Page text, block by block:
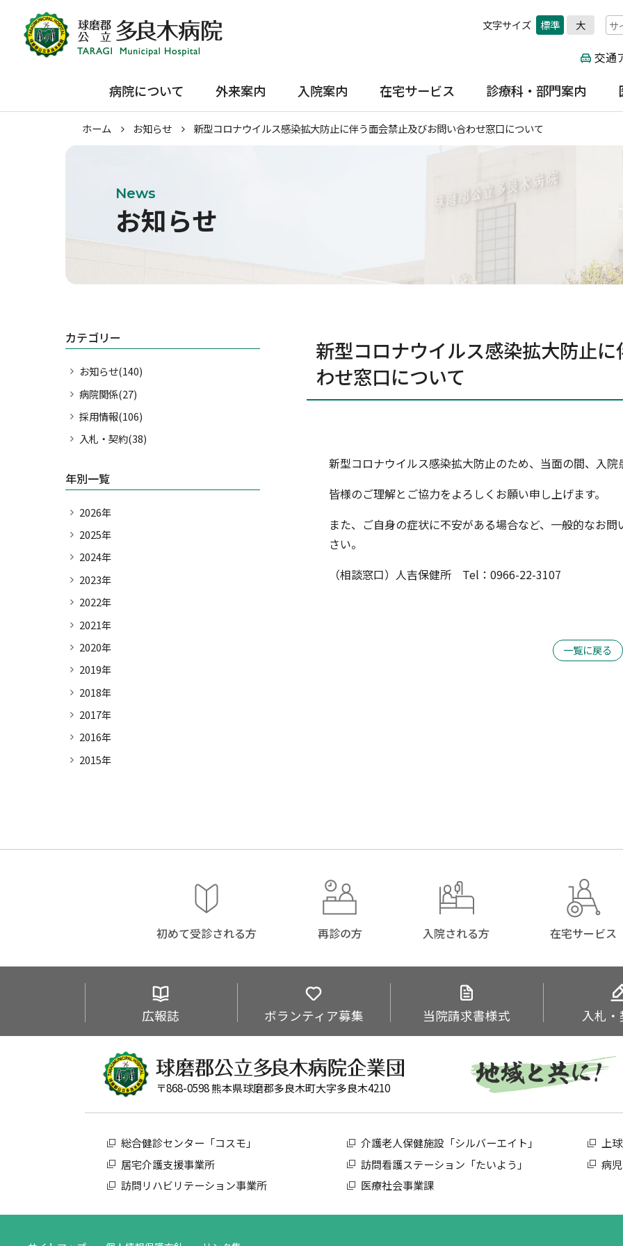
文字サイズ 標準 大
交通
病院について
院長挨拶
病院理念
施設紹介
交通アクセス
広報誌「恒星」
出前講座
お出迎え講座
研修生、実習生の宿舎の貸
出について
研修支援事業について
球磨郡公立多良木病院経営
外来案内
初めて受診される方
入院案内
入院のご案内
在宅サービス
在宅医療センター・訪問診
療科
訪問リハビリステーション
診療科・部門案内
内科・総合診療科
循環器科
消化器科
肝臓病外来
泌尿器科
眼科
ホーム お知らせ 新型コロナウイルス感染拡大防止に伴う面会禁止及びお問い合わせ窓口について
News
お知らせ
新型コロナウイルス感染拡大防止
わせ窓口について
新型コロナウイルス感染拡大防止のため、当面の間、入院
皆様のご理解とご協力をよろしくお願い申し上げます。
また、ご自身の症状に不安がある場合など、一般的なお
さい。
（相談窓口）人吉保健所 Tel：0966-22-3107
一覧に戻る
カテゴリー
お知らせ(140)
病院関係(27)
採用情報(106)
入札・契約(38)
年別一覧
2026年
2025年
2024年
2023年
2022年
2021年
2020年
2019年
2018年
2017年
2016年
2015年
初めて受診される方 再診の方 入院される方 在宅サービス
広報誌 ボランティア募集 当院請求書様式 入札・
〒868-0598 熊本県球磨郡多良木町大字多良木4210
総合健診センター「コスモ」 介護老人保健施設「シルバーエイト」
上
居宅介護支援事業所
訪問看護ステーション「たいよう」
病
訪問リハビリテーション事業所
医療社会事業課
ホーム 病院について
外来案内 入院案内
在宅サービス
医療関係・一般の方へ 採用情報
個人情報保護方針 リンク集 サイトマッ